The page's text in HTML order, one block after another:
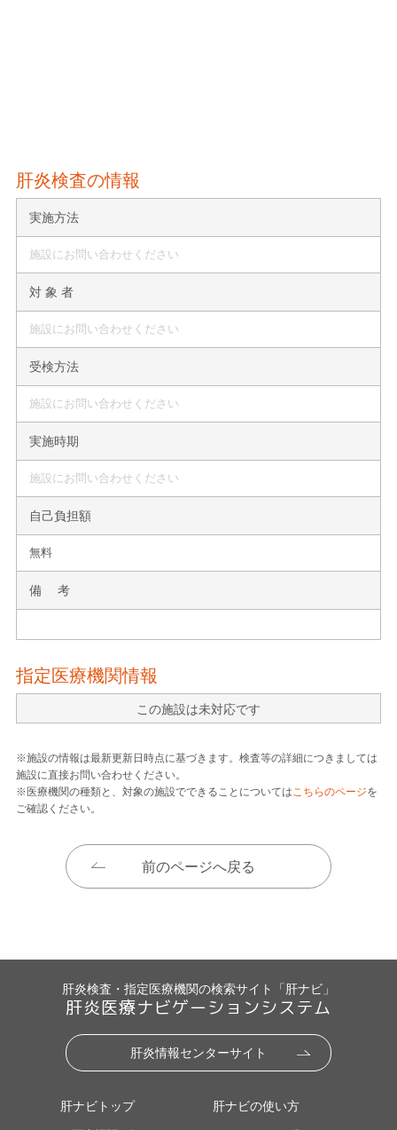
肝炎検査の情報
実施方法
施設にお問い合わせください
対 象 者
施設にお問い合わせください
受検方法
施設にお問い合わせください
実施時期
施設にお問い合わせください
自己負担額
無料
備 考
指定医療機関情報
この施設は未対応です
※施設の情報は最新更新日時点に基づきます。検査等の詳細につきましては
施設に直接お問い合わせください。
※医療機関の種類と、対象の施設でできることについてはこちらのページを
ご確認ください。
前のページへ戻る
肝炎検査・指定医療機関の検索サイト「肝ナビ」
肝炎医療ナビゲーションシステム
肝炎情報センターサイト
肝ナビトップ 肝ナビの使い方